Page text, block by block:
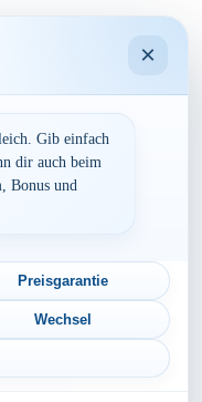
Berlin
Berlin Neukölln und
können Sie hier
by TARIFCHECK24
×
Gib einfach
dir auch beim
Bonus und
Preisgarantie
Wechsel